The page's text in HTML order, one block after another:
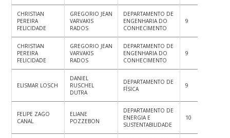
CHRISTIAN
PEREIRA
FELICIDADE
GREGORIO JEAN
VARVAKIS
RADOS
DEPARTAMENTO DE
ENGENHARIA DO
CONHECIMENTO
9
CHRISTIAN
PEREIRA
FELICIDADE
GREGORIO JEAN
VARVAKIS
RADOS
DEPARTAMENTO DE
ENGENHARIA DO
CONHECIMENTO
9
ELISMAR LOSCH
DANIEL
RUSCHEL
DUTRA
DEPARTAMENTO DE
FÍSICA
9
FELIPE ZAGO
CANAL
ELIANE
POZZEBON
DEPARTAMENTO DE
ENERGIA E
SUSTENTABILIDADE
10